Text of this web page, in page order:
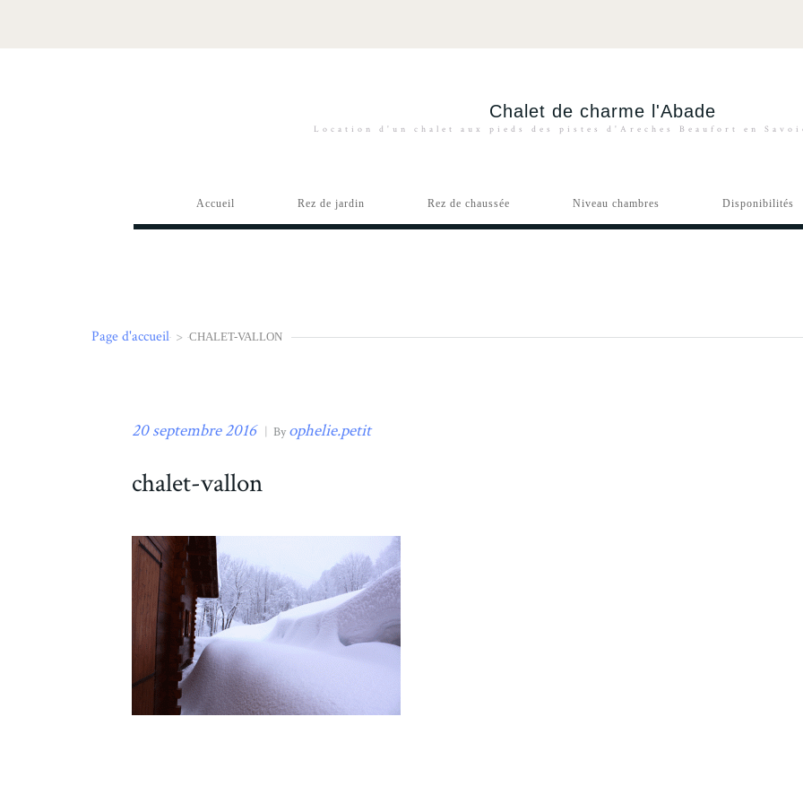
Chalet de charme l'Abade
Location d'un chalet aux pieds des pistes d'Areches Beaufort en
Accueil Rez de jardin Rez de chaussée Niveau chambres Disponibilités
Page d'accueil > CHALET-VALLON
20 septembre 2016 | By ophelie.petit
chalet-vallon